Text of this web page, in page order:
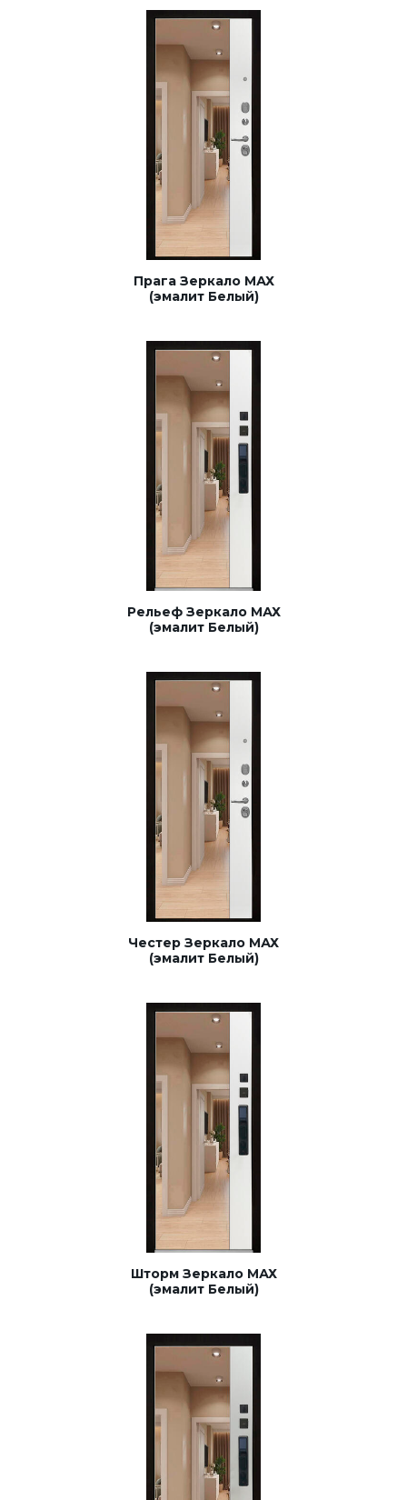
Прага Зеркало МАХ
(эмалит Белый)
Рельеф Зеркало МАХ
(эмалит Белый)
Честер Зеркало МАХ
(эмалит Белый)
Шторм Зеркало МАХ
(эмалит Белый)